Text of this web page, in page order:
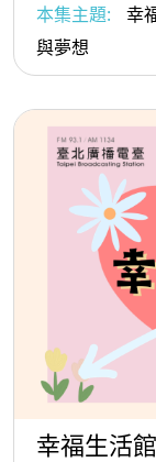
本集主題:
幸
與夢想
幸福生活館